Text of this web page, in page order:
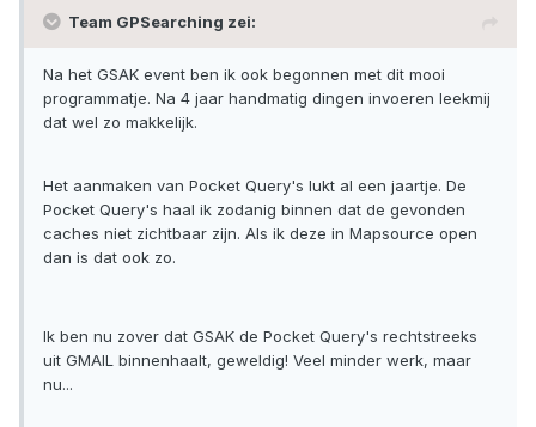
Team GPSearching zei:
Na het GSAK event ben ik ook begonnen met dit mooi
programmatje. Na 4 jaar handmatig dingen invoeren leekmij
dat wel zo makkelijk.
Het aanmaken van Pocket Query's lukt al een jaartje. De
Pocket Query's haal ik zodanig binnen dat de gevonden
caches niet zichtbaar zijn. Als ik deze in Mapsource open
dan is dat ook zo.
Ik ben nu zover dat GSAK de Pocket Query's rechtstreeks
uit GMAIL binnenhaalt, geweldig! Veel minder werk, maar
nu...